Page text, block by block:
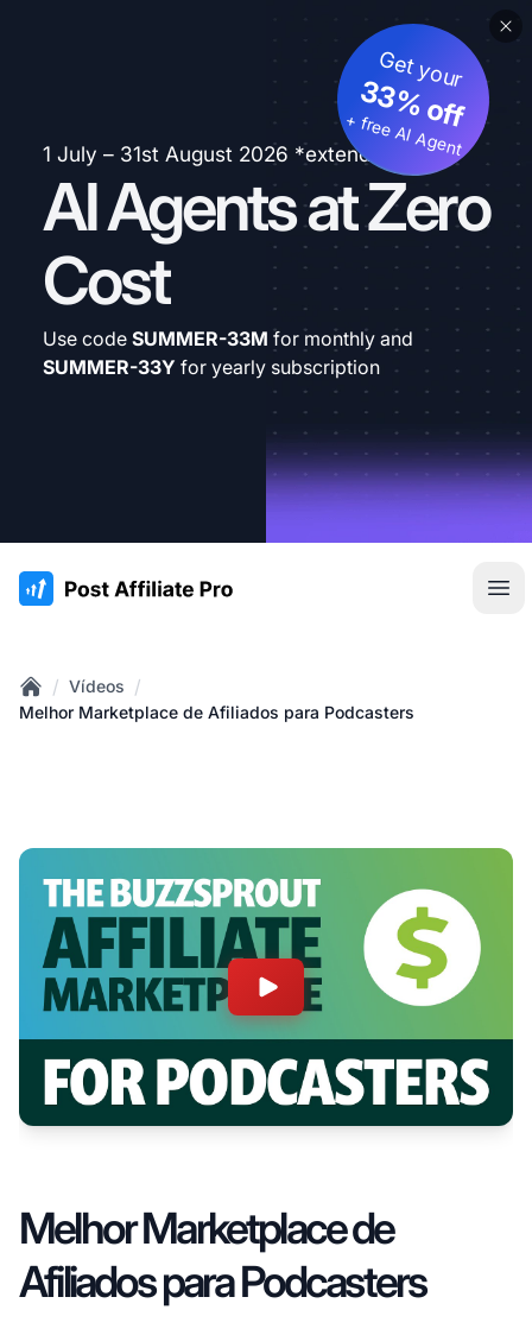
1 July – 31st August 2026 *extended
AI Agents at Zero
Cost
Get your
33% off
+ free AI Agent
Use code SUMMER-33M for monthly and
SUMMER-33Y for yearly subscription
:site.title
Home
/ Vídeos /
Melhor Marketplace de Afiliados para Podcasters
Melhor Marketplace de
Afiliados para Podcasters